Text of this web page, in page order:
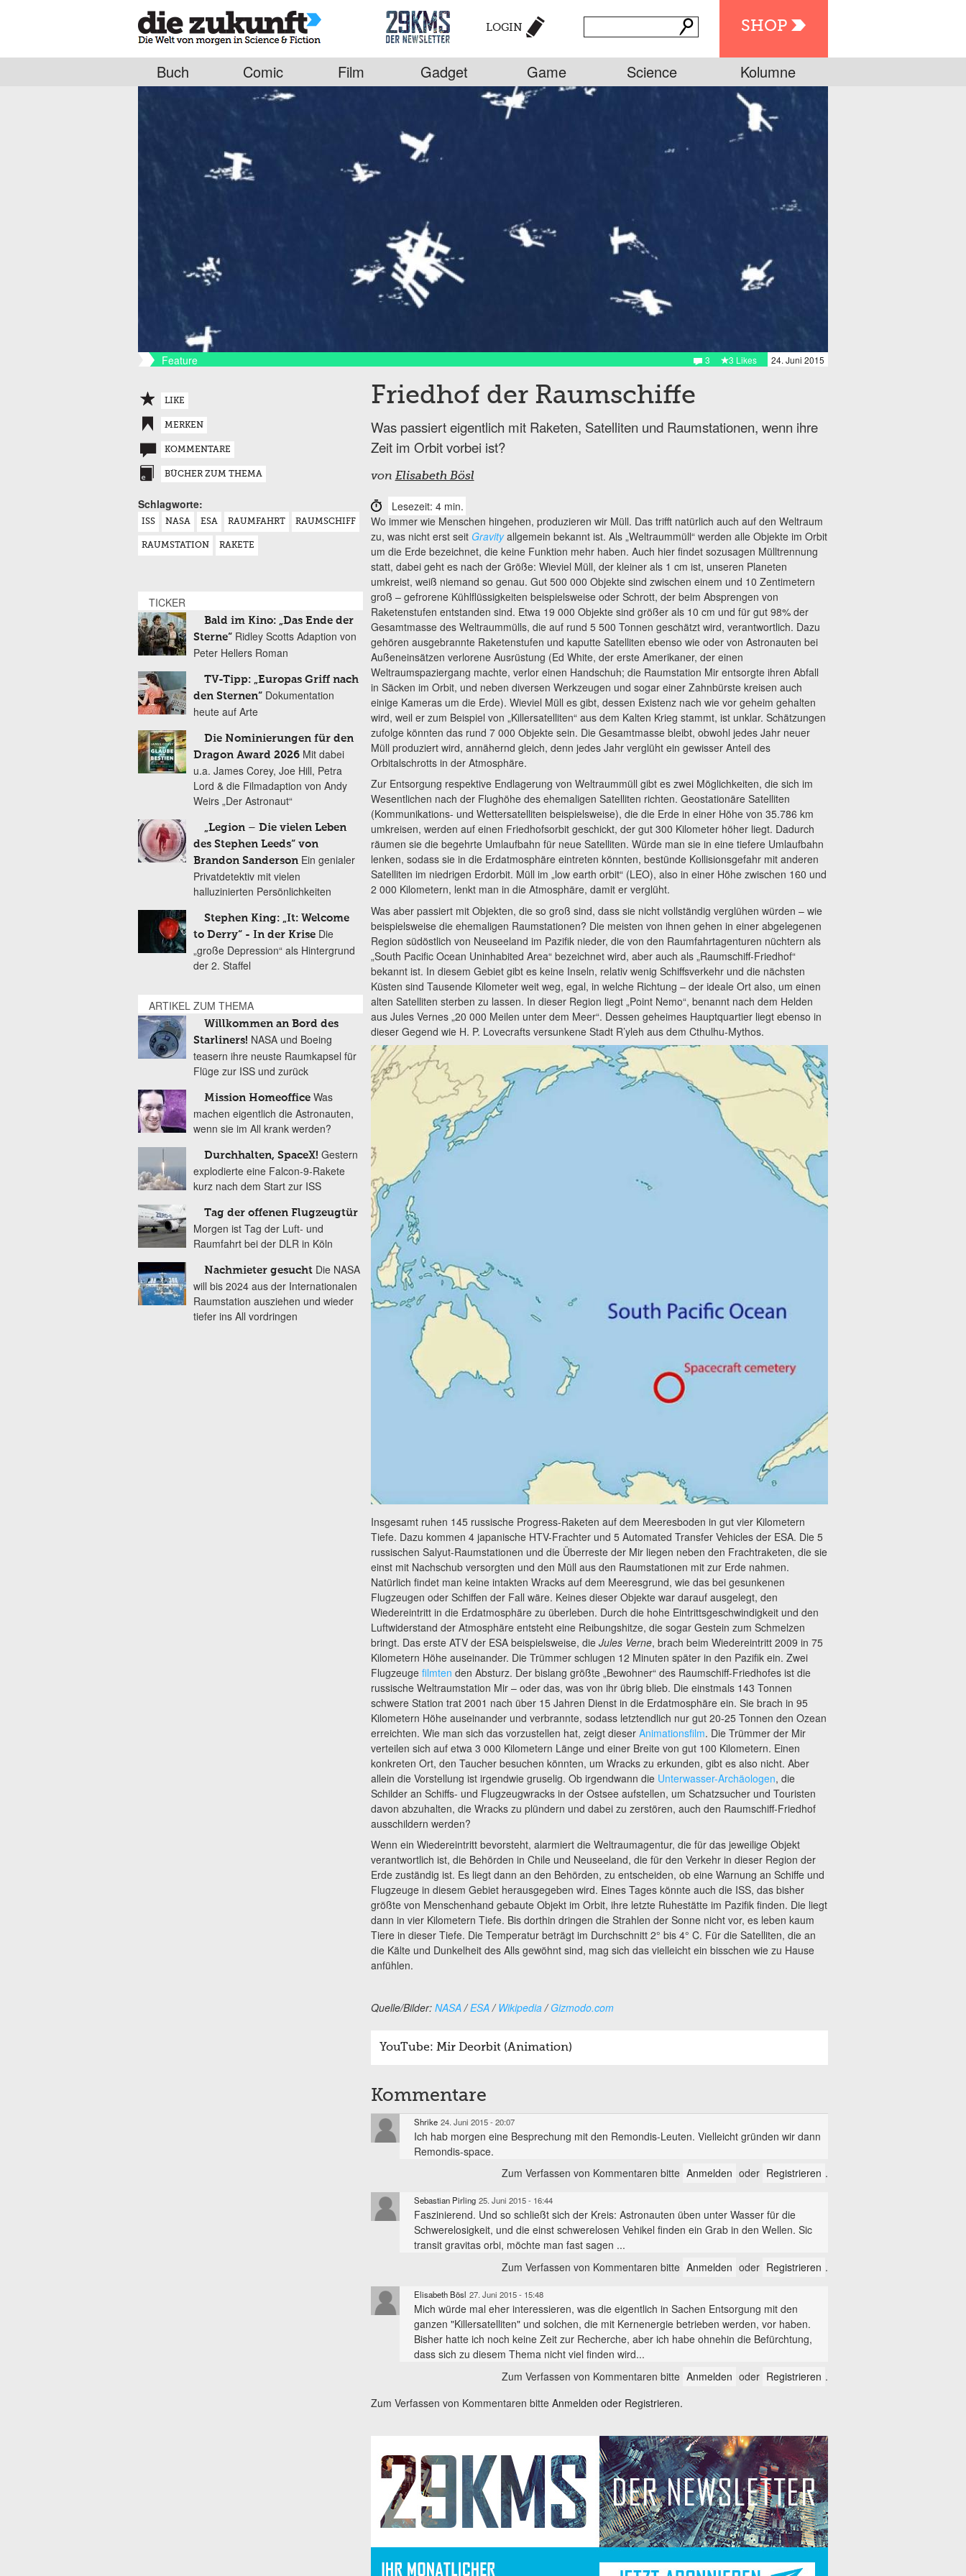
SHOP
LOGIN
Buch Comic Film Gadget Game Science Kolumne
Feature 24. Juni 2015
3 Likes
3
Friedhof der Raumschiffe
Was passiert eigentlich mit Raketen, Satelliten und Raumstationen, wenn ihre
Zeit im Orbit vorbei ist?
von Elisabeth Bösl
Lesezeit: 4 min.
Wo immer wie Menschen hingehen, produzieren wir Müll. Das trifft natürlich auch auf den Weltraum
zu, was nicht erst seit Gravityallgemein bekannt ist. Als „Weltraummüll“ werden alle Objekte im Orbit
um die Erde bezeichnet, die keine Funktion mehr haben. Auch hier findet sozusagen Mülltrennung
statt, dabei geht es nach der Größe: Wieviel Müll, der kleiner als 1 cm ist, unseren Planeten
umkreist, weiß niemand so genau. Gut 500 000 Objekte sind zwischen einem und 10 Zentimetern
groß – gefrorene Kühlflüssigkeiten beispielsweise oder Schrott, der beim Absprengen von
Raketenstufen entstanden sind. Etwa 19 000 Objekte sind größer als 10 cm und für gut 98% der
Gesamtmasse des Weltraummülls, die auf rund 5 500 Tonnen geschätzt wird, verantwortlich. Dazu
gehören ausgebrannte Raketenstufen und kaputte Satelliten ebenso wie oder von Astronauten bei
Außeneinsätzen verlorene Ausrüstung (Ed White, der erste Amerikaner, der einen
Weltraumspaziergang machte, verlor einen Handschuh; die Raumstation Mir entsorgte ihren Abfall
in Säcken im Orbit, und neben diversen Werkzeugen und sogar einer Zahnbürste kreisen auch
einige Kameras um die Erde). Wieviel Müll es gibt, dessen Existenz nach wie vor geheim gehalten
wird, weil er zum Beispiel von „Killersatelliten“ aus dem Kalten Krieg stammt, ist unklar. Schätzungen
zufolge könnten das rund 7 000 Objekte sein. Die Gesamtmasse bleibt, obwohl jedes Jahr neuer
Müll produziert wird, annähernd gleich, denn jedes Jahr verglüht ein gewisser Anteil des
Orbitalschrotts in der Atmosphäre.
Zur Entsorgung respektive Endlagerung von Weltraummüll gibt es zwei Möglichkeiten, die sich im
Wesentlichen nach der Flughöhe des ehemaligen Satelliten richten. Geostationäre Satelliten
(Kommunikations- und Wettersatelliten beispielsweise), die die Erde in einer Höhe von 35.786 km
umkreisen, werden auf einen Friedhofsorbit geschickt, der gut 300 Kilometer höher liegt. Dadurch
räumen sie die begehrte Umlaufbahn für neue Satelliten. Würde man sie in eine tiefere Umlaufbahn
lenken, sodass sie in die Erdatmosphäre eintreten könnten, bestünde Kollisionsgefahr mit anderen
Satelliten im niedrigen Erdorbit. Müll im „low earth orbit“ (LEO), also in einer Höhe zwischen 160 und
2 000 Kilometern, lenkt man in die Atmosphäre, damit er verglüht.
Was aber passiert mit Objekten, die so groß sind, dass sie nicht vollständig verglühen würden – wie
beispielsweise die ehemaligen Raumstationen? Die meisten von ihnen gehen in einer abgelegenen
Region südöstlich von Neuseeland im Pazifik nieder, die von den Raumfahrtagenturen nüchtern als
„South Pacific Ocean Uninhabited Area“ bezeichnet wird, aber auch als „Raumschiff-Friedhof“
bekannt ist. In diesem Gebiet gibt es keine Inseln, relativ wenig Schiffsverkehr und die nächsten
Küsten sind Tausende Kilometer weit weg, egal, in welche Richtung – der ideale Ort also, um einen
alten Satelliten sterben zu lassen. In dieser Region liegt „Point Nemo“, benannt nach dem Helden
aus Jules Vernes „20 000 Meilen unter dem Meer“. Dessen geheimes Hauptquartier liegt ebenso in
dieser Gegend wie H. P. Lovecrafts versunkene Stadt R’yleh aus dem Cthulhu-Mythos.
Insgesamt ruhen 145 russische Progress-Raketen auf dem Meeresboden in gut vier Kilometern
Tiefe. Dazu kommen 4 japanische HTV-Frachter und 5 Automated Transfer Vehicles der ESA. Die 5
russischen Salyut-Raumstationen und die Überreste der Mir liegen neben den Frachtraketen, die sie
einst mit Nachschub versorgten und den Müll aus den Raumstationen mit zur Erde nahmen.
Natürlich findet man keine intakten Wracks auf dem Meeresgrund, wie das bei gesunkenen
Flugzeugen oder Schiffen der Fall wäre. Keines dieser Objekte war darauf ausgelegt, den
Wiedereintritt in die Erdatmosphäre zu überleben. Durch die hohe Eintrittsgeschwindigkeit und den
Luftwiderstand der Atmosphäre entsteht eine Reibungshitze, die sogar Gestein zum Schmelzen
bringt. Das erste ATV der ESA beispielsweise, die Jules Verne, brach beim Wiedereintritt 2009 in 75
Kilometern Höhe auseinander. Die Trümmer schlugen 12 Minuten später in den Pazifik ein. Zwei
Flugzeuge filmten den Absturz. Der bislang größte „Bewohner“ des Raumschiff-Friedhofes ist die
russische Weltraumstation Mir – oder das, was von ihr übrig blieb. Die einstmals 143 Tonnen
schwere Station trat 2001 nach über 15 Jahren Dienst in die Erdatmosphäre ein. Sie brach in 95
Kilometern Höhe auseinander und verbrannte, sodass letztendlich nur gut 20-25 Tonnen den Ozean
erreichten. Wie man sich das vorzustellen hat, zeigt dieser Animationsfilm. Die Trümmer der Mir
verteilen sich auf etwa 3 000 Kilometern Länge und einer Breite von gut 100 Kilometern. Einen
konkreten Ort, den Taucher besuchen könnten, um Wracks zu erkunden, gibt es also nicht. Aber
allein die Vorstellung ist irgendwie gruselig. Ob irgendwann die Unterwasser-Archäologen, die
Schilder an Schiffs- und Flugzeugwracks in der Ostsee aufstellen, um Schatzsucher und Touristen
davon abzuhalten, die Wracks zu plündern und dabei zu zerstören, auch den Raumschiff-Friedhof
ausschildern werden?
Wenn ein Wiedereintritt bevorsteht, alarmiert die Weltraumagentur, die für das jeweilige Objekt
verantwortlich ist, die Behörden in Chile und Neuseeland, die für den Verkehr in dieser Region der
Erde zuständig ist. Es liegt dann an den Behörden, zu entscheiden, ob eine Warnung an Schiffe und
Flugzeuge in diesem Gebiet herausgegeben wird. Eines Tages könnte auch die ISS, das bisher
größte von Menschenhand gebaute Objekt im Orbit, ihre letzte Ruhestätte im Pazifik finden. Die liegt
dann in vier Kilometern Tiefe. Bis dorthin dringen die Strahlen der Sonne nicht vor, es leben kaum
Tiere in dieser Tiefe. Die Temperatur beträgt im Durchschnitt 2° bis 4° C. Für die Satelliten, die an
die Kälte und Dunkelheit des Alls gewöhnt sind, mag sich das vielleicht ein bisschen wie zu Hause
anfühlen.
Quelle/Bilder: NASA/ESA/Wikipedia/Gizmodo.com
YouTube: Mir Deorbit (Animation)
Kommentare
Shrike 24. Juni 2015 - 20:07
Ich hab morgen eine Besprechung mit den Remondis-Leuten. Vielleicht gründen wir dann
Remondis-space.
Zum Verfassen von Kommentaren bitte Anmelden oder Registrieren .
Sebastian Pirling 25. Juni 2015 - 16:44
Faszinierend. Und so schließt sich der Kreis: Astronauten üben unter Wasser für die
Schwerelosigkeit, und die einst schwerelosen Vehikel finden ein Grab in den Wellen. Sic
transit gravitas orbi, möchte man fast sagen ...
Zum Verfassen von Kommentaren bitte Anmelden oder Registrieren .
Elisabeth Bösl 27. Juni 2015 - 15:48
Mich würde mal eher interessieren, was die eigentlich in Sachen Entsorgung mit den
ganzen "Killersatelliten" und solchen, die mit Kernenergie betrieben werden, vor haben.
Bisher hatte ich noch keine Zeit zur Recherche, aber ich habe ohnehin die Befürchtung,
dass sich zu diesem Thema nicht viel finden wird...
Zum Verfassen von Kommentaren bitte Anmelden oder Registrieren .
Zum Verfassen von Kommentaren bitte Anmelden oder Registrieren.
LIKE
MERKEN
KOMMENTARE
BÜCHER ZUM THEMA
Schlagworte:
ISS NASA ESA RAUMFAHRT RAUMSCHIFF
RAUMSTATION RAKETE
TICKER
Bald im Kino: „Das Ende der
Sterne“ Ridley Scotts Adaption von
Peter Hellers Roman
TV-Tipp: „Europas Griff nach
den Sternen“ Dokumentation
heute auf Arte
Die Nominierungen für den
Dragon Award 2026 Mit dabei
u.a. James Corey, Joe Hill, Petra
Lord & die Filmadaption von Andy
Weirs „Der Astronaut“
„Legion – Die vielen Leben
des Stephen Leeds“ von
Brandon Sanderson Ein genialer
Privatdetektiv mit vielen
halluzinierten Persönlichkeiten
Stephen King: „It: Welcome
to Derry“ - In der Krise Die
„große Depression“ als Hintergrund
der 2. Staffel
ARTIKEL ZUM THEMA
Willkommen an Bord des
Starliners! NASA und Boeing
teasern ihre neuste Raumkapsel für
Flüge zur ISS und zurück
Mission Homeoffice Was
machen eigentlich die Astronauten,
wenn sie im All krank werden?
Durchhalten, SpaceX! Gestern
explodierte eine Falcon-9-Rakete
kurz nach dem Start zur ISS
Tag der offenen Flugzeugtür
Morgen ist Tag der Luft- und
Raumfahrt bei der DLR in Köln
Nachmieter gesucht Die NASA
will bis 2024 aus der Internationalen
Raumstation ausziehen und wieder
tiefer ins All vordringen